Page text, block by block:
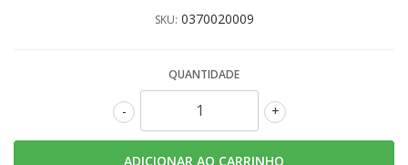
SKU: 0370020009
QUANTIDADE
+
-